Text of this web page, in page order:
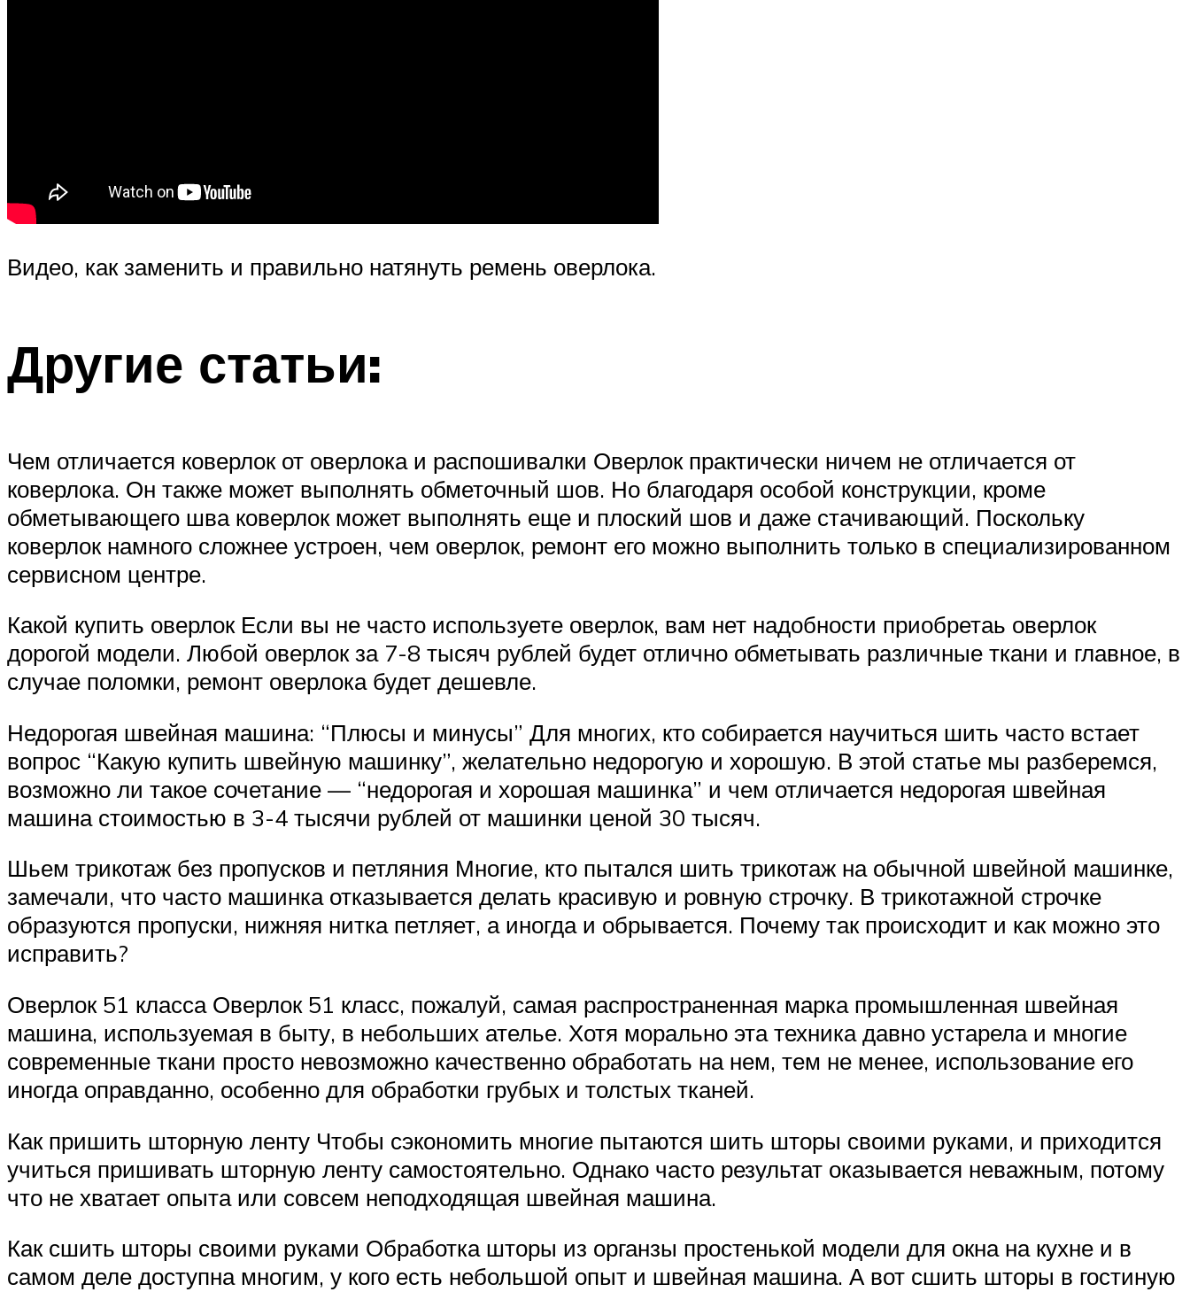
Видео, как заменить и правильно натянуть ремень оверлока.
Другие статьи:
Чем отличается коверлок от оверлока и распошивалки Оверлок практически ничем не отличается от
коверлока. Он также может выполнять обметочный шов. Но благодаря особой конструкции, кроме
обметывающего шва коверлок может выполнять еще и плоский шов и даже стачивающий. Поскольку
коверлок намного сложнее устроен, чем оверлок, ремонт его можно выполнить только в специализированном
сервисном центре.
Какой купить оверлок Если вы не часто используете оверлок, вам нет надобности приобретаь оверлок
дорогой модели. Любой оверлок за 7-8 тысяч рублей будет отлично обметывать различные ткани и главное, в
случае поломки, ремонт оверлока будет дешевле.
Недорогая швейная машина: “Плюсы и минусы” Для многих, кто собирается научиться шить часто встает
вопрос “Какую купить швейную машинку”, желательно недорогую и хорошую. В этой статье мы разберемся,
возможно ли такое сочетание — “недорогая и хорошая машинка” и чем отличается недорогая швейная
машина стоимостью в 3-4 тысячи рублей от машинки ценой 30 тысяч.
Шьем трикотаж без пропусков и петляния Многие, кто пытался шить трикотаж на обычной швейной машинке,
замечали, что часто машинка отказывается делать красивую и ровную строчку. В трикотажной строчке
образуются пропуски, нижняя нитка петляет, а иногда и обрывается. Почему так происходит и как можно это
исправить?
Оверлок 51 класса Оверлок 51 класс, пожалуй, самая распространенная марка промышленная швейная
машина, используемая в быту, в небольших ателье. Хотя морально эта техника давно устарела и многие
современные ткани просто невозможно качественно обработать на нем, тем не менее, использование его
иногда оправданно, особенно для обработки грубых и толстых тканей.
Как пришить шторную ленту Чтобы сэкономить многие пытаются шить шторы своими руками, и приходится
учиться пришивать шторную ленту самостоятельно. Однако часто результат оказывается неважным, потому
что не хватает опыта или совсем неподходящая швейная машина.
Как сшить шторы своими руками Обработка шторы из органзы простенькой модели для окна на кухне и в
самом деле доступна многим, у кого есть небольшой опыт и швейная машина. А вот сшить шторы в гостиную